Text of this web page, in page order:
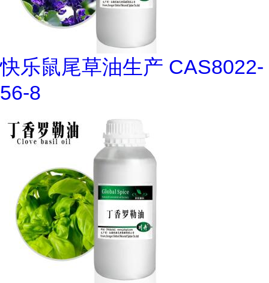
快乐鼠尾草油生产 CAS8022-
56-8